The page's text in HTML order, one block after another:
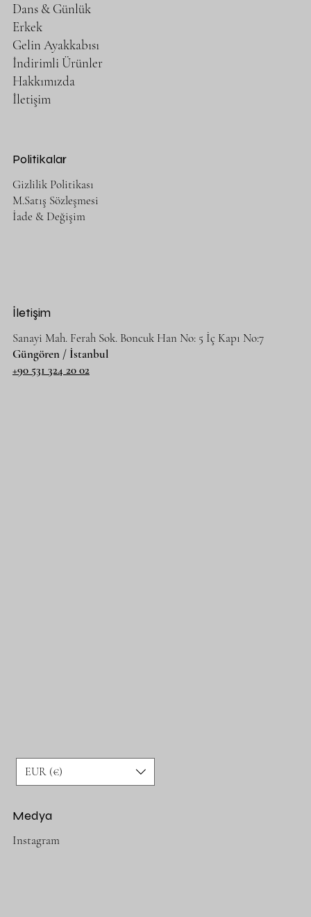
Dans & Günlük
Erkek
Gelin Ayakkabısı
İndirimli Ürünler
Hakkımızda
İletişim
Politikalar
Gizlilik Politikası
M.Satış Sözleşmesi
İade & Değişim
İletişim
Sanayi Mah. Ferah Sok. Boncuk Han No: 5 İç Kapı No:7
Güngören / İstanbul
+90 531 324 20 02
EUR (€)
Medya
Instagram